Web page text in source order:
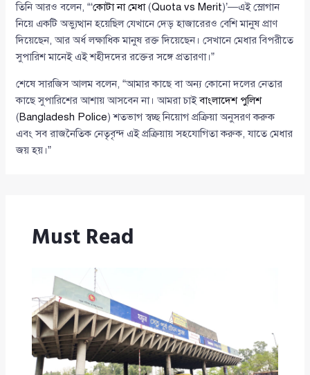
তিনি আরও বলেন, “‘কোটা না মেধা(Quota vs Merit)’—এই স্লোগান
নিয়ে একটি অভ্যুত্থান হয়েছিল যেখানে দেড় হাজারেরও বেশি মানুষ প্রাণ
দিয়েছেন, আর অর্ধ লক্ষাধিক মানুষ রক্ত দিয়েছেন। সেখানে মেধার বিপরীতে
সুপারিশ মানেই এই শহীদদের রক্তের সঙ্গে প্রতারণা।”
শেষে সারজিস আলম বলেন, “আমার কাছে বা অন্য কোনো দলের নেতার
কাছে সুপারিশের আশায় আসবেন না। আমরা চাইবাংলাদেশ পুলিশ
(Bangladesh Police) শতভাগ স্বচ্ছ নিয়োগ প্রক্রিয়া অনুসরণ করুক
এবং সব রাজনৈতিক নেতৃবৃন্দ এই প্রক্রিয়ায় সহযোগিতা করুক, যাতে মেধার
জয় হয়।”
Must Read